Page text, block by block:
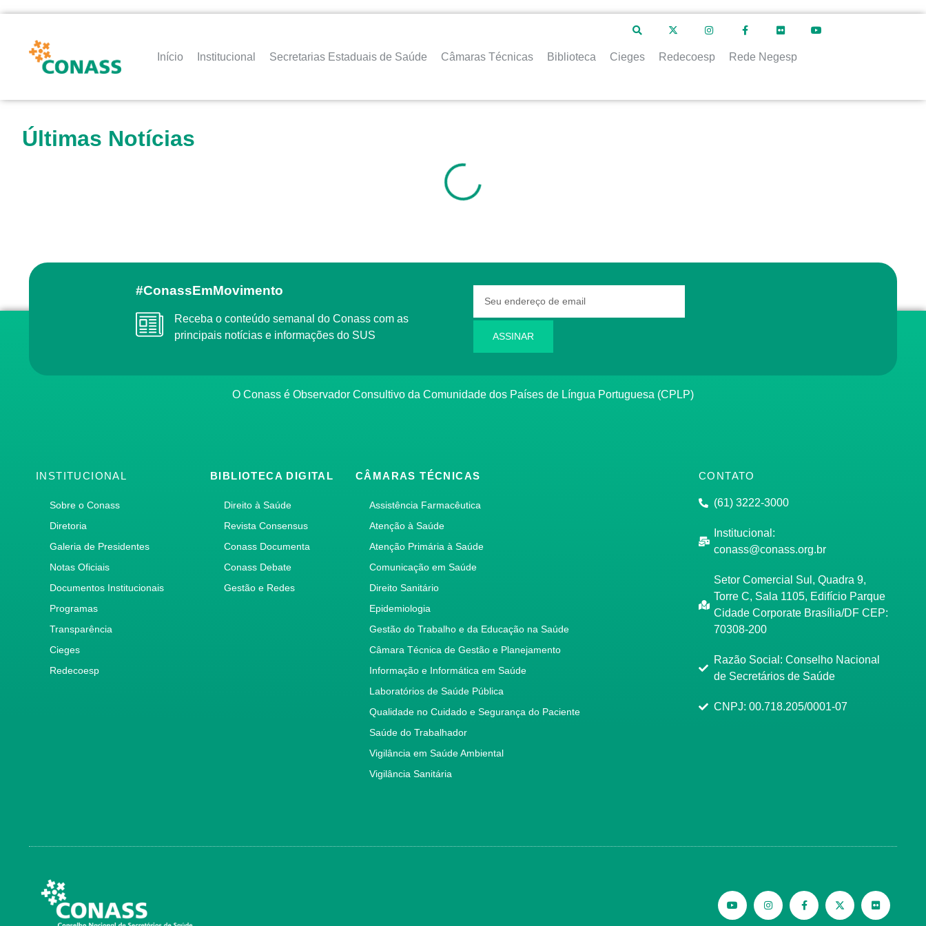
Início Institucional Secretarias Estaduais de Saúde Câmaras Técnicas Biblioteca Cieges Redecoesp Rede Negesp
Últimas Notícias
#ConassEmMovimento
Receba o conteúdo semanal do Conass com as
principais notícias e informações do SUS
ASSINAR
O Conass é Observador Consultivo da Comunidade dos Países de Língua Portuguesa (CPLP)
INSTITUCIONAL
Sobre o Conass
Diretoria
Galeria de Presidentes
Notas Oficiais
Documentos Institucionais
Programas
Transparência
Cieges
Redecoesp
BIBLIOTECA DIGITAL
Direito à Saúde
Revista Consensus
Conass Documenta
Conass Debate
Gestão e Redes
CÂMARAS TÉCNICAS
Assistência Farmacêutica
Atenção à Saúde
Atenção Primária à Saúde
Comunicação em Saúde
Direito Sanitário
Epidemiologia
Gestão do Trabalho e da Educação na Saúde
Câmara Técnica de Gestão e Planejamento
Informação e Informática em Saúde
Laboratórios de Saúde Pública
Qualidade no Cuidado e Segurança do Paciente
Saúde do Trabalhador
Vigilância em Saúde Ambiental
Vigilância Sanitária
CONTATO
(61) 3222-3000
Institucional:
conass@conass.org.br
Setor Comercial Sul, Quadra 9,
Torre C, Sala 1105, Edifício Parque
Cidade Corporate Brasília/DF CEP:
70308-200
Razão Social: Conselho Nacional
de Secretários de Saúde
CNPJ: 00.718.205/0001-07